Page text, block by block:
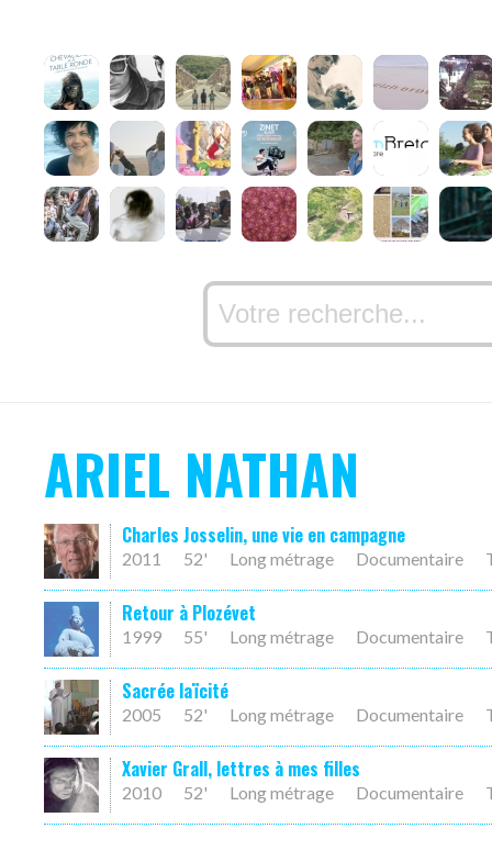
ARIEL NATHAN
Charles Josselin, une vie en campagne
2011 52' Long métrage Documentaire
Retour à Plozévet
1999 55' Long métrage Documentaire
Sacrée laïcité
2005 52' Long métrage Documentaire
Xavier Grall, lettres à mes filles
2010 52' Long métrage Documentaire